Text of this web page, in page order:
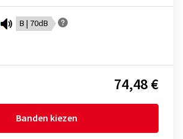
B | 70dB
74,48 €
Banden kiezen